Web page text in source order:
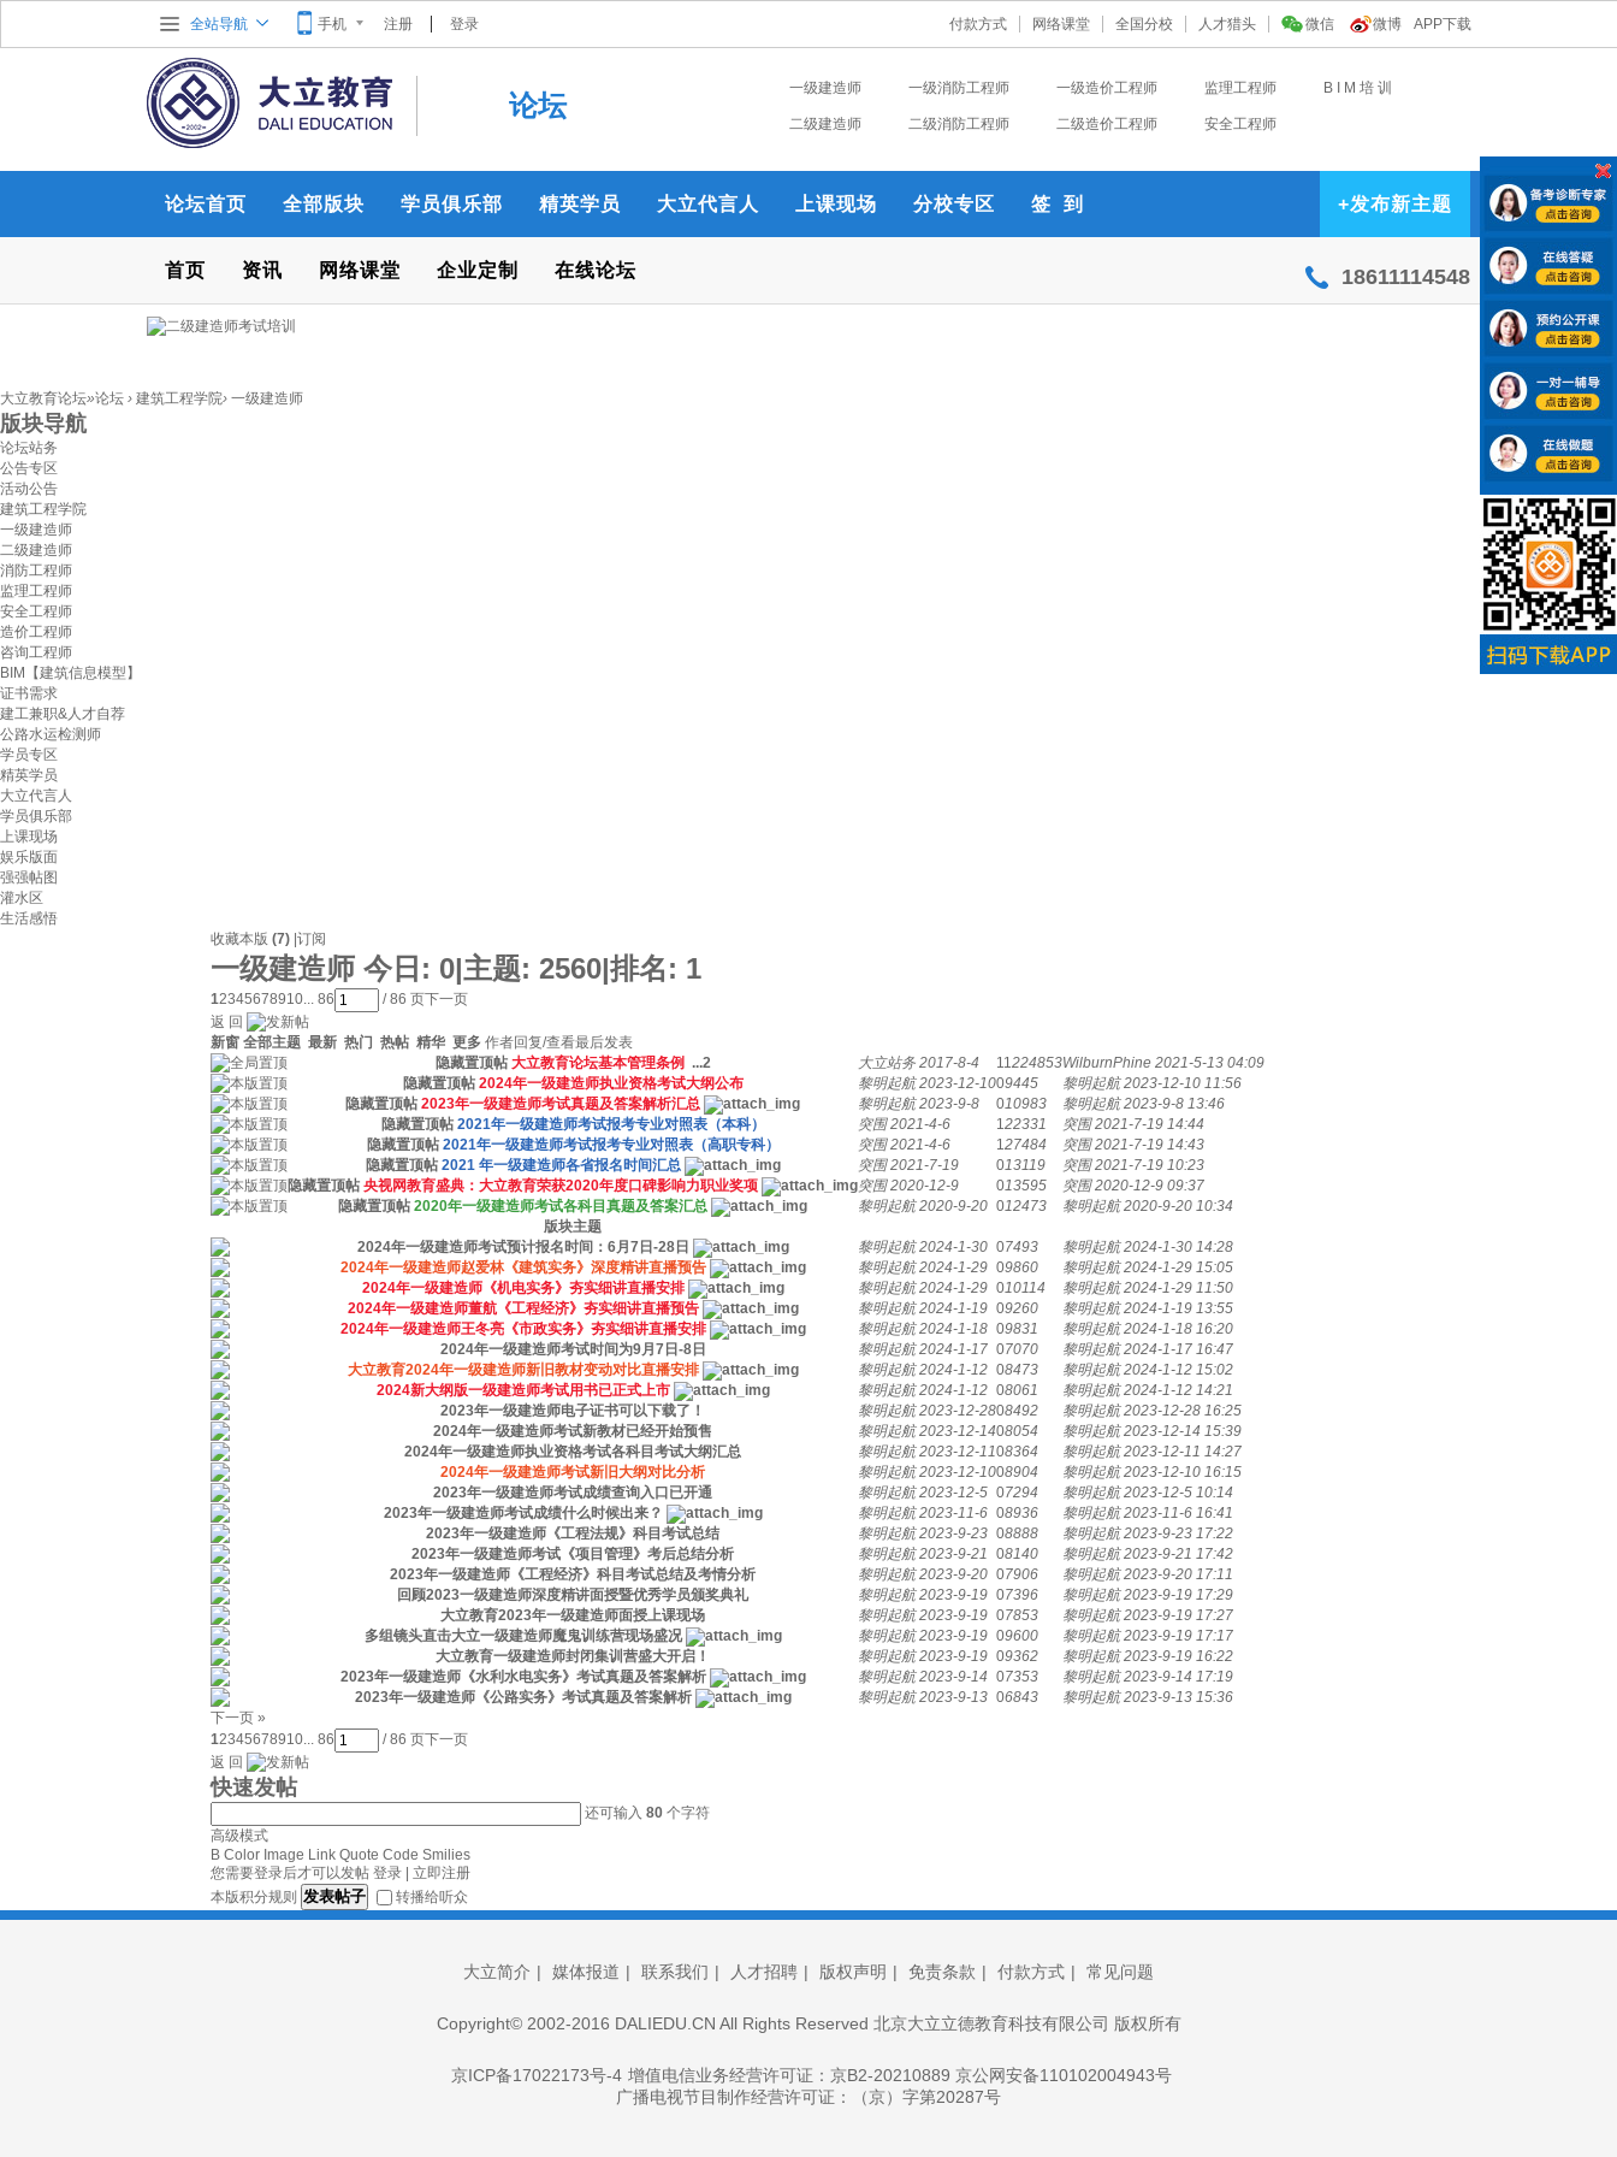
全站导航 手机 注册 登录 APP下载
微博
微信
人才猎头
全国分校
网络课堂
付款方式
论坛
一级建造师 一级消防工程师 一级造价工程师 监理工程师 B I M 培 训
二级建造师 二级消防工程师 二级造价工程师 安全工程师
论坛首页 全部版块 学员俱乐部 精英学员 大立代言人 上课现场 分校专区 签 到 +发布新主题
首页 资讯 网络课堂 企业定制 在线论坛 18611114548
大立教育论坛»论坛 › 建筑工程学院› 一级建造师
版块导航
论坛站务
公告专区
活动公告
建筑工程学院
一级建造师
二级建造师
消防工程师
监理工程师
安全工程师
造价工程师
咨询工程师
BIM【建筑信息模型】
证书需求
建工兼职&人才自荐
公路水运检测师
学员专区
精英学员
大立代言人
学员俱乐部
上课现场
娱乐版面
强强帖图
灌水区
生活感悟
收藏本版 (7) 订阅
一级建造师 今日: 0|主题: 2560|排名: 1
12345678910... 86 / 86 页下一页
返 回
新窗 全部主题 最新 热门 热帖 精华 更多 作者回复/查看最后发表
隐藏置顶帖 大立教育论坛基本管理条例 ...2 大立站务 2017-8-4 11224853WilburnPhine 2021-5-13 04:09
隐藏置顶帖 2024年一级建造师执业资格考试大纲公布 黎明起航 2023-12-1009445 黎明起航 2023-12-10 11:56
隐藏置顶帖 2023年一级建造师考试真题及答案解析汇总 黎明起航 2023-9-8 010983 黎明起航 2023-9-8 13:46
隐藏置顶帖 2021年一级建造师考试报考专业对照表（本科） 突围 2021-4-6 122331 突围 2021-7-19 14:44
隐藏置顶帖 2021年一级建造师考试报考专业对照表（高职专科） 突围 2021-4-6 127484 突围 2021-7-19 14:43
隐藏置顶帖 2021 年一级建造师各省报名时间汇总 突围 2021-7-19 013119 突围 2021-7-19 10:23
隐藏置顶帖 央视网教育盛典：大立教育荣获2020年度口碑影响力职业奖项 突围 2020-12-9 013595 突围 2020-12-9 09:37
隐藏置顶帖 2020年一级建造师考试各科目真题及答案汇总 黎明起航 2020-9-20 012473 黎明起航 2020-9-20 10:34
版块主题
2024年一级建造师考试预计报名时间：6月7日-28日
黎明起航 2024-1-30 07493 黎明起航 2024-1-30 14:28
2024年一级建造师赵爱林《建筑实务》深度精讲直播预告
黎明起航 2024-1-29 09860 黎明起航 2024-1-29 15:05
2024年一级建造师《机电实务》夯实细讲直播安排
黎明起航 2024-1-29 010114 黎明起航 2024-1-29 11:50
2024年一级建造师董航《工程经济》夯实细讲直播预告
黎明起航 2024-1-19 09260 黎明起航 2024-1-19 13:55
2024年一级建造师王冬亮《市政实务》夯实细讲直播安排
黎明起航 2024-1-18 09831 黎明起航 2024-1-18 16:20
2024年一级建造师考试时间为9月7日-8日
黎明起航 2024-1-17 07070 黎明起航 2024-1-17 16:47
大立教育2024年一级建造师新旧教材变动对比直播安排
黎明起航 2024-1-12 08473 黎明起航 2024-1-12 15:02
2024新大纲版一级建造师考试用书已正式上市
黎明起航 2024-1-12 08061 黎明起航 2024-1-12 14:21
2023年一级建造师电子证书可以下载了！
黎明起航 2023-12-2808492 黎明起航 2023-12-28 16:25
2024年一级建造师考试新教材已经开始预售
黎明起航 2023-12-1408054 黎明起航 2023-12-14 15:39
2024年一级建造师执业资格考试各科目考试大纲汇总
黎明起航 2023-12-1108364 黎明起航 2023-12-11 14:27
2024年一级建造师考试新旧大纲对比分析
黎明起航 2023-12-1008904 黎明起航 2023-12-10 16:15
2023年一级建造师考试成绩查询入口已开通
黎明起航 2023-12-5 07294 黎明起航 2023-12-5 10:14
2023年一级建造师考试成绩什么时候出来？
黎明起航 2023-11-6 08936 黎明起航 2023-11-6 16:41
2023年一级建造师《工程法规》科目考试总结
黎明起航 2023-9-23 08888 黎明起航 2023-9-23 17:22
2023年一级建造师考试《项目管理》考后总结分析
黎明起航 2023-9-21 08140 黎明起航 2023-9-21 17:42
2023年一级建造师《工程经济》科目考试总结及考情分析
黎明起航 2023-9-20 07906 黎明起航 2023-9-20 17:11
回顾2023一级建造师深度精讲面授暨优秀学员颁奖典礼
黎明起航 2023-9-19 07396 黎明起航 2023-9-19 17:29
大立教育2023年一级建造师面授上课现场
黎明起航 2023-9-19 07853 黎明起航 2023-9-19 17:27
多组镜头直击大立一级建造师魔鬼训练营现场盛况
黎明起航 2023-9-19 09600 黎明起航 2023-9-19 17:17
大立教育一级建造师封闭集训营盛大开启！
黎明起航 2023-9-19 09362 黎明起航 2023-9-19 16:22
2023年一级建造师《水利水电实务》考试真题及答案解析
黎明起航 2023-9-14 07353 黎明起航 2023-9-14 17:19
2023年一级建造师《公路实务》考试真题及答案解析
黎明起航 2023-9-13 06843 黎明起航 2023-9-13 15:36
下一页 »
12345678910... 86 / 86 页下一页
返 回
快速发帖
还可输入 80 个字符
高级模式
B Color Image Link Quote Code Smilies
您需要登录后才可以发帖 登录
立即注册
本版积分规则 发表帖子 转播给听众
大立简介 | 媒体报道 | 联系我们 | 人才招聘 | 版权声明 | 免责条款 | 付款方式 | 常见问题
Copyright© 2002-2016 DALIEDU.CN All Rights Reserved 北京大立立德教育科技有限公司 版权所有
京ICP备17022173号-4 增值电信业务经营许可证：京B2-20210889 京公网安备110102004943号
广播电视节目制作经营许可证：（京）字第20287号